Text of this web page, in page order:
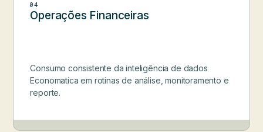
04
Operações Financeiras
Consumo consistente da inteligência de dados
Economatica em rotinas de análise, monitoramento e
reporte.